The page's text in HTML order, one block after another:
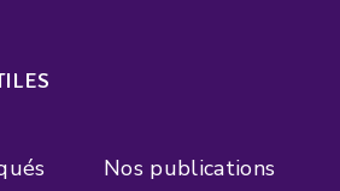
Nos publications